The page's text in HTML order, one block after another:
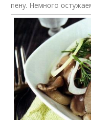
пену. Немного